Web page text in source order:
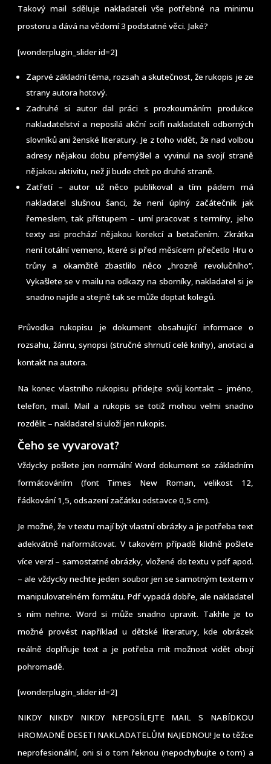
Takový mail sděluje nakladateli vše potřebné na minimu
prostoru a dává na vědomí 3 podstatné věci. Jaké?
[wonderplugin_slider id=2]
Zaprvé základní téma, rozsah a skutečnost, že rukopis je ze
strany autora hotový.
Zadruhé si autor dal práci s prozkoumáním produkce
nakladatelství a neposílá akční scifi nakladateli odborných
slovníků ani ženské literatury. Je z toho vidět, že nad volbou
adresy nějakou dobu přemýšlel a vyvinul na svojí straně
nějakou aktivitu, než ji bude chtít po druhé straně.
Zatřetí – autor už něco publikoval a tím pádem má
nakladatel slušnou šanci, že není úplný začátečník jak
řemeslem, tak přístupem – umí pracovat s termíny, jeho
texty asi prochází nějakou korekcí a betačením. Zkrátka
není totální vemeno, které si před měsícem přečetlo Hru o
trůny a okamžitě zbastlilo něco „hrozně revolučního“.
Vykašlete se v mailu na odkazy na sborníky, nakladatel si je
snadno najde a stejně tak se může doptat kolegů.
Průvodka rukopisu je dokument obsahující informace o
rozsahu, žánru, synopsi (stručné shrnutí celé knihy), anotaci a
kontakt na autora.
Na konec vlastního rukopisu přidejte svůj kontakt – jméno,
telefon, mail. Mail a rukopis se totiž mohou velmi snadno
rozdělit – nakladatel si uloží jen rukopis.
Čeho se vyvarovat?
Vždycky pošlete jen normální Word dokument se základním
formátováním (font Times New Roman, velikost 12,
řádkování 1,5, odsazení začátku odstavce 0,5 cm).
Je možné, že v textu mají být vlastní obrázky a je potřeba text
adekvátně naformátovat. V takovém případě klidně pošlete
více verzí – samostatné obrázky, vložené do textu v pdf apod.
– ale vždycky nechte jeden soubor jen se samotným textem v
manipulovatelném formátu. Pdf vypadá dobře, ale nakladatel
s ním nehne. Word si může snadno upravit. Takhle je to
možné provést například u dětské literatury, kde obrázek
reálně doplňuje text a je potřeba mít možnost vidět obojí
pohromadě.
[wonderplugin_slider id=2]
NIKDY NIKDY NIKDY NEPOSÍLEJTE MAIL S NABÍDKOU
HROMADNĚ DESETI NAKLADATELŮM NAJEDNOU! Je to těžce
neprofesionální, oni si o tom řeknou (nepochybujte o tom) a